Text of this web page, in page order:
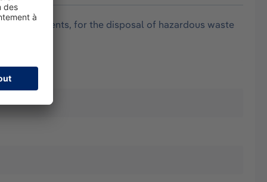
requirements, for the disposal of hazardous waste